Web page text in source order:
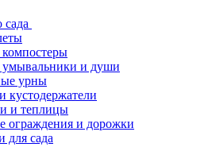
сада
компостеры
умывальники и души
урны
кустодержатели
и теплицы
ограждения и дорожки
для сада